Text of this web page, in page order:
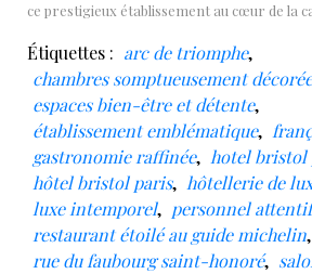
ce prestigieux établissement au cœur de la
Étiquettes : arc de triomphe,
chambres somptueusement
espaces bien-être et détente,
établissement emblématique,
gastronomie raffinée, hotel bristol
hôtel bristol paris, hôtellerie de
luxe intemporel, personnel attentif
restaurant étoilé au guide michelin,
rue du faubourg saint-honoré,